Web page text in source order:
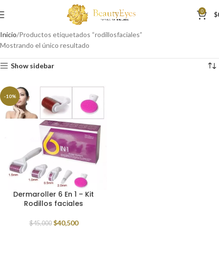
0 $
Inicio Productos etiquetados “rodillosfaciales”
Mostrando el único resultado
Show sidebar
-10%
Dermaroller 6 En 1 – Kit
Rodillos faciales
$45,000 $40,500